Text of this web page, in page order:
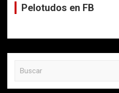
Pelotudos en FB